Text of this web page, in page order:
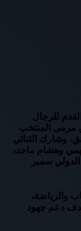
للرجال
مرمى المنتخب
وشارك الثنائي
وهشام ماجد،
سمير
والرياضة،
دعم جهود